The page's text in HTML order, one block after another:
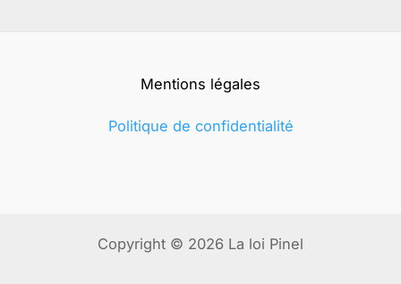
Mentions légales
Politique de confidentialité
Copyright © 2026 La loi Pinel